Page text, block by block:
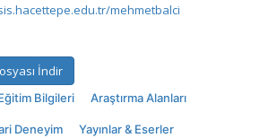
mehmetbalci
İndir
Bilgileri Araştırma Alanları
Deneyim Yayınlar & Eserler